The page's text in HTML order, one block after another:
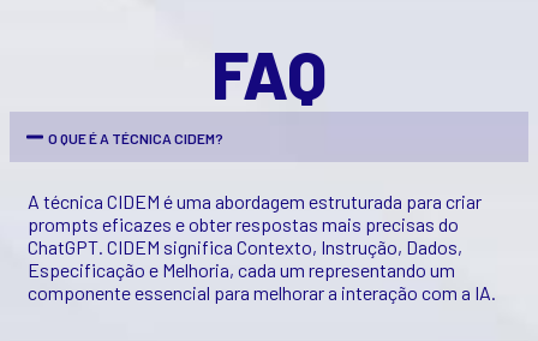
FAQ
O QUE É A TÉCNICA CIDEM?
A técnica CIDEM é uma abordagem estruturada para criar
prompts eficazes e obter respostas mais precisas do
ChatGPT. CIDEM significa Contexto, Instrução, Dados,
Especificação e Melhoria, cada um representando um
componente essencial para melhorar a interação com a IA.